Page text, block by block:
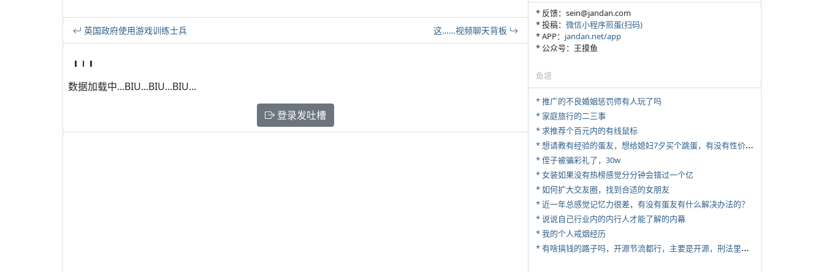
英国政府使用游戏训练士兵 这……视频聊天背板
数据加载中...BIU...BIU...BIU...
登录发吐槽
* 反馈：sein@jandan.com
* 投稿： 微信小程序煎蛋(扫码)
* APP： jandan.net/app
* 公众号：王摸鱼
鱼塘
* 推广的不良婚姻惩罚师有人玩了吗
* 家庭旅行的二三事
* 求推荐个百元内的有线鼠标
*
想请教有经验的蛋友，想给媳妇7夕买个跳蛋，有没有性价比高的推荐
* 侄子被骗彩礼了，30w
* 女装如果没有热榜感觉分分钟会错过一个亿
* 如何扩大交友圈，找到合适的女朋友
* 近一年总感觉记忆力很差，有没有蛋友有什么解决办法的？
* 说说自己行业内的内行人才能了解的内幕
* 我的个人戒烟经历
*
有啥搞钱的路子吗，开源节流都行，主要是开源，刑法里的咱不做